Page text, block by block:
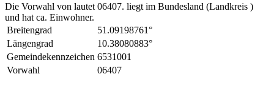
Die Vorwahl von lautet 06407. liegt im Bundesland (Landkreis )
und hat ca. Einwohner.
Breitengrad
51.09198761°
Längengrad
10.38080883°
Gemeindekennzeichen 6531001
Vorwahl
06407